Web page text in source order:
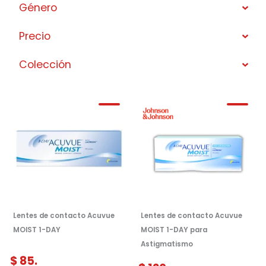
Género
Precio
Colección
Lentes de contacto Acuvue
MOIST 1-DAY
$85.
Lentes de contacto Acuvue
MOIST 1-DAY para
Astigmatismo